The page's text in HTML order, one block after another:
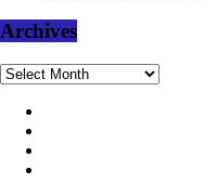
Archives
Archives